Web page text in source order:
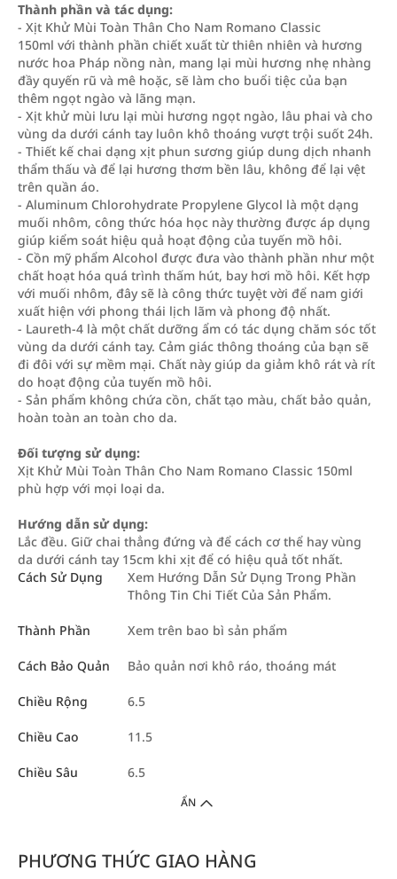
Thành phần và tác dụng:
- Xịt Khử Mùi Toàn Thân Cho Nam Romano Classic
150ml với thành phần chiết xuất từ thiên nhiên và hương
nước hoa Pháp nồng nàn, mang lại mùi hương nhẹ nhàng
đầy quyến rũ và mê hoặc, sẽ làm cho buổi tiệc của bạn
thêm ngọt ngào và lãng mạn.
- Xịt khử mùi lưu lại mùi hương ngọt ngào, lâu phai và cho
vùng da dưới cánh tay luôn khô thoáng vượt trội suốt 24h.
- Thiết kế chai dạng xịt phun sương giúp dung dịch nhanh
thẩm thấu và để lại hương thơm bền lâu, không để lại vệt
trên quần áo.
- Aluminum Chlorohydrate Propylene Glycol là một dạng
muối nhôm, công thức hóa học này thường được áp dụng
giúp kiểm soát hiệu quả hoạt động của tuyến mồ hôi.
- Cồn mỹ phẩm Alcohol được đưa vào thành phần như một
chất hoạt hóa quá trình thấm hút, bay hơi mồ hôi. Kết hợp
với muối nhôm, đây sẽ là công thức tuyệt vời để nam giới
xuất hiện với phong thái lịch lãm và phong độ nhất.
- Laureth-4 là một chất dưỡng ẩm có tác dụng chăm sóc tốt
vùng da dưới cánh tay. Cảm giác thông thoáng của bạn sẽ
đi đôi với sự mềm mại. Chất này giúp da giảm khô rát và rít
do hoạt động của tuyến mồ hôi.
- Sản phẩm không chứa cồn, chất tạo màu, chất bảo quản,
hoàn toàn an toàn cho da.
Đối tượng sử dụng:
Xịt Khử Mùi Toàn Thân Cho Nam Romano Classic 150ml
phù hợp với mọi loại da.
Hướng dẫn sử dụng:
Lắc đều. Giữ chai thẳng đứng và để cách cơ thể hay vùng
da dưới cánh tay 15cm khi xịt để có hiệu quả tốt nhất.
Cách Sử Dụng
Xem Hướng Dẫn Sử Dụng Trong Phần
Thông Tin Chi Tiết Của Sản Phẩm.
Thành Phần Xem trên bao bì sản phẩm
Cách Bảo Quản Bảo quản nơi khô ráo, thoáng mát
Chiều Rộng 6.5
Chiều Cao 11.5
Chiều Sâu 6.5
ẨN
PHƯƠNG THỨC GIAO HÀNG